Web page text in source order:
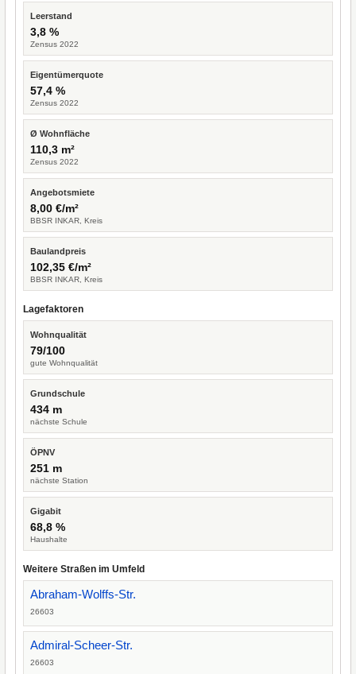
Leerstand
3,8 %
Zensus 2022
Eigentümerquote
57,4 %
Zensus 2022
Ø Wohnfläche
110,3 m²
Zensus 2022
Angebotsmiete
8,00 €/m²
BBSR INKAR, Kreis
Baulandpreis
102,35 €/m²
BBSR INKAR, Kreis
Lagefaktoren
Wohnqualität
79/100
gute Wohnqualität
Grundschule
434 m
nächste Schule
ÖPNV
251 m
nächste Station
Gigabit
68,8 %
Haushalte
Weitere Straßen im Umfeld
Abraham-Wolffs-Str.
26603
Admiral-Scheer-Str.
26603